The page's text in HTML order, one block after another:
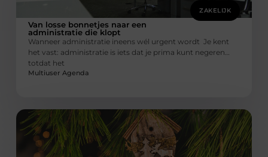
ZAKELIJK
Van losse bonnetjes naar een
administratie die klopt
Wanneer administratie ineens wél urgent wordt Je kent
het vast: administratie is iets dat je prima kunt negeren…
totdat het
Multiuser Agenda